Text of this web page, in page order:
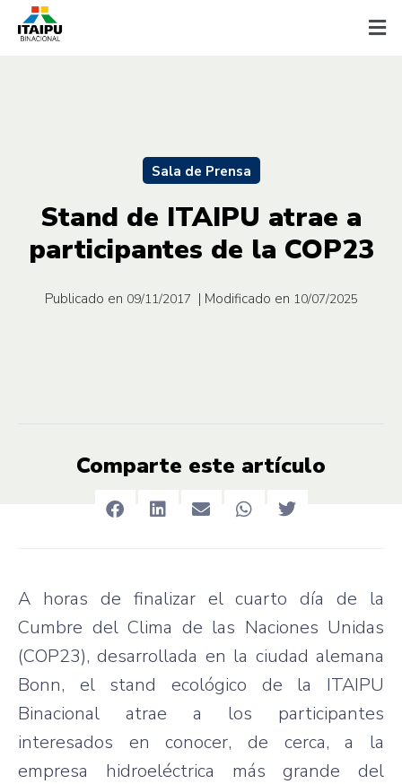
Sala de Prensa
Stand de ITAIPU atrae a
participantes de la COP23
Publicado en 09/11/2017 | Modificado en 10/07/2025
Comparte este artículo
A horas de finalizar el cuarto día de la
Cumbre del Clima de las Naciones Unidas
(COP23), desarrollada en la ciudad alemana
Bonn, el stand ecológico de la ITAIPU
Binacional atrae a los participantes
interesados en conocer, de cerca, a la
empresa hidroeléctrica más grande del